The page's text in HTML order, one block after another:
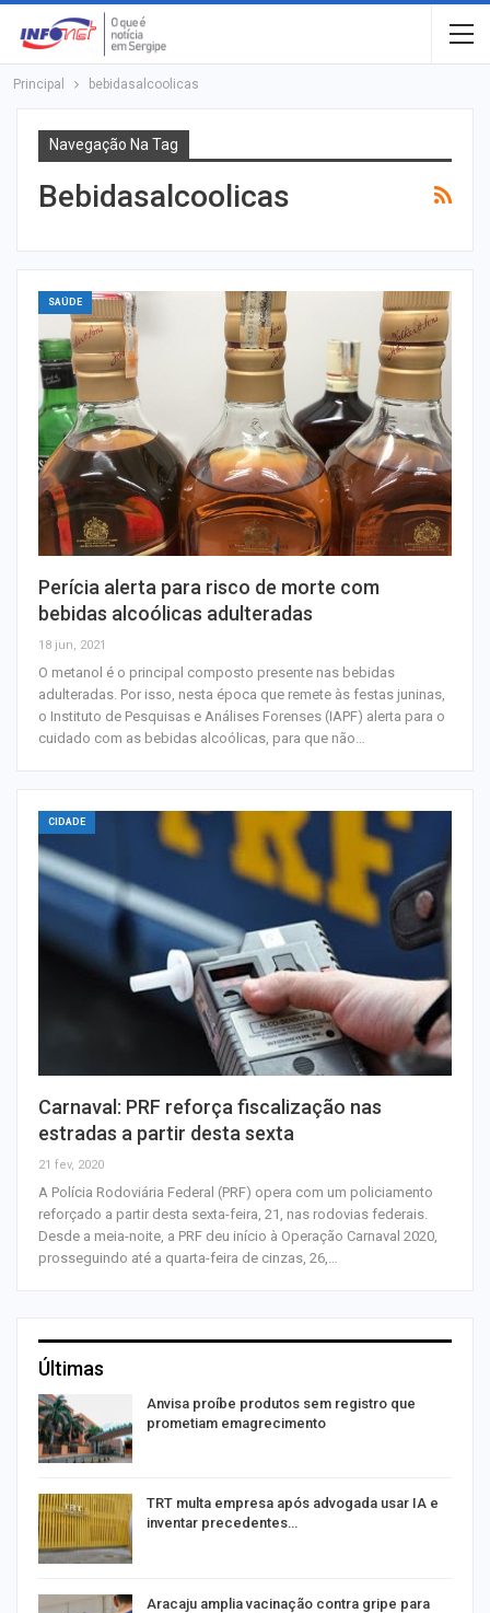
Principal bebidasalcoolicas
Navegação Na Tag
Bebidasalcoolicas
SAÚDE
Perícia alerta para risco de morte com
bebidas alcoólicas adulteradas
18 jun, 2021
O metanol é o principal composto presente nas bebidas
adulteradas. Por isso, nesta época que remete às festas juninas,
o Instituto de Pesquisas e Análises Forenses (IAPF) alerta para o
cuidado com as bebidas alcoólicas, para que não…
CIDADE
Carnaval: PRF reforça fiscalização nas
estradas a partir desta sexta
21 fev, 2020
A Polícia Rodoviária Federal (PRF) opera com um policiamento
reforçado a partir desta sexta-feira, 21, nas rodovias federais.
Desde a meia-noite, a PRF deu início à Operação Carnaval 2020,
prosseguindo até a quarta-feira de cinzas, 26,…
Últimas
Anvisa proíbe produtos sem registro que
prometiam emagrecimento
TRT multa empresa após advogada usar IA e
inventar precedentes…
Aracaju amplia vacinação contra gripe para